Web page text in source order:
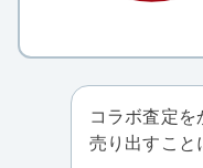
コラボ査定
売り出すこと